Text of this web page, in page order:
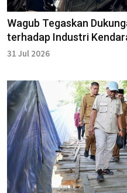
Wagub Tegaskan
terhadap Industri
31 Jul 2026